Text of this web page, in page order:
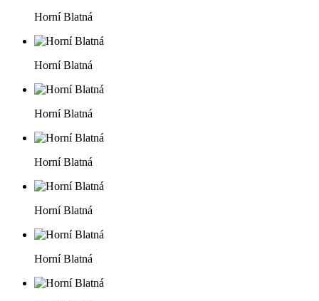
Horní Blatná
Horní Blatná
Horní Blatná
Horní Blatná
Horní Blatná
Horní Blatná